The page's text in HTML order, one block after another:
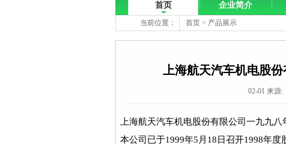
首页 企业简介
当前位置： 首页 > 产品展示
上海航天汽车机电股
02-01 来源:
上海航天汽车机电股份有限公司一九九
本公司已于1999年5月18日召开1998年